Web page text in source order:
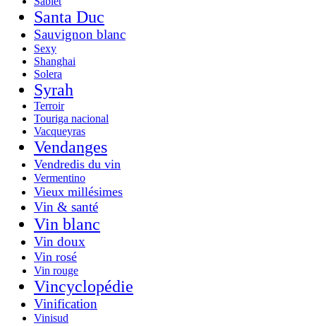
Santa Duc
Sauvignon blanc
Sexy
Shanghai
Solera
Syrah
Terroir
Touriga nacional
Vacqueyras
Vendanges
Vendredis du vin
Vermentino
Vieux millésimes
Vin & santé
Vin blanc
Vin doux
Vin rosé
Vin rouge
Vincyclopédie
Vinification
Vinisud